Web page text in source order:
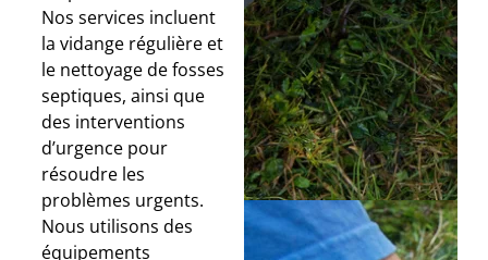
Nos services incluent
la vidange régulière et
le nettoyage de fosses
septiques, ainsi que
des interventions
d’urgence pour
résoudre les
problèmes urgents.
Nous utilisons des
équipements